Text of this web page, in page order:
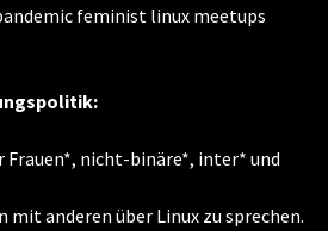
feminist linux meetups
Frauen*, nicht-binäre*, inter* und
mit anderen über Linux zu sprechen.